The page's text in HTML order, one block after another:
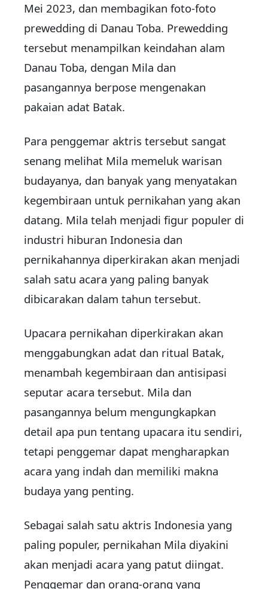
Mei 2023, dan membagikan foto-foto
prewedding di Danau Toba. Prewedding
tersebut menampilkan keindahan alam
Danau Toba, dengan Mila dan
pasangannya berpose mengenakan
pakaian adat Batak.
Para penggemar aktris tersebut sangat
senang melihat Mila memeluk warisan
budayanya, dan banyak yang menyatakan
kegembiraan untuk pernikahan yang akan
datang. Mila telah menjadi figur populer di
industri hiburan Indonesia dan
pernikahannya diperkirakan akan menjadi
salah satu acara yang paling banyak
dibicarakan dalam tahun tersebut.
Upacara pernikahan diperkirakan akan
menggabungkan adat dan ritual Batak,
menambah kegembiraan dan antisipasi
seputar acara tersebut. Mila dan
pasangannya belum mengungkapkan
detail apa pun tentang upacara itu sendiri,
tetapi penggemar dapat mengharapkan
acara yang indah dan memiliki makna
budaya yang penting.
Sebagai salah satu aktris Indonesia yang
paling populer, pernikahan Mila diyakini
akan menjadi acara yang patut diingat.
Penggemar dan orang-orang yang